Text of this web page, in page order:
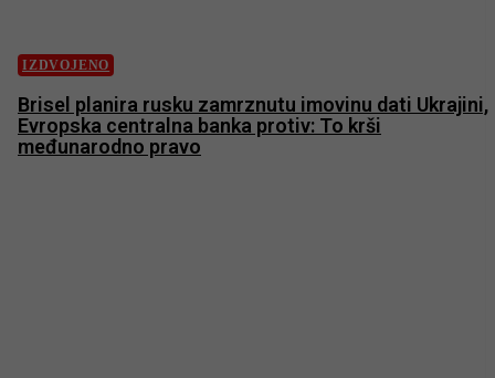
IZDVOJENO
Brisel planira rusku zamrznutu imovinu dati Ukrajini,
Evropska centralna banka protiv: To krši
međunarodno pravo